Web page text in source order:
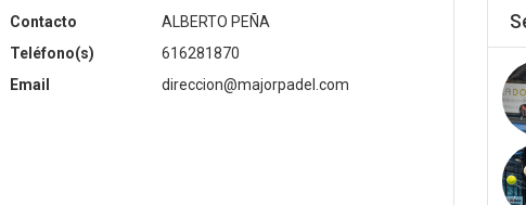
Contacto
ALBERTO PEÑA
Teléfono(s)
616281870
Email
direccion@majorpadel.com